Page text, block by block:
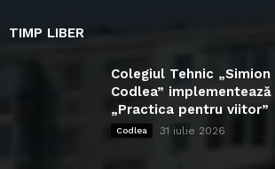
TIMP LIBER
Colegiul Tehnic „Simion
Codlea”
„Practica pentru viitor”
Codlea 31 iulie 2026